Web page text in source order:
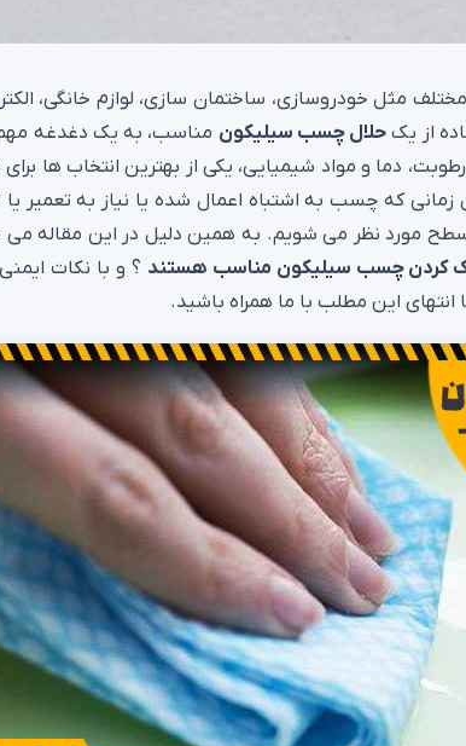
مثل خودروسازی، ساختمان سازی، لوازم خانگی،
از یک حلال چسب سیلیکون مناسب، به یک دغدغه
دما و مواد شیمیایی، یکی از بهترین انتخاب ها برای
که چسب به اشتباه اعمال شده یا نیاز به تعمیر
سطح مورد نظر می شویم. به همین دلیل در این مقاله می
کردن چسب سیلیکون مناسب هستند ؟ و با نکات ایمنی
انتهای این مطلب با ما همراه باشید.